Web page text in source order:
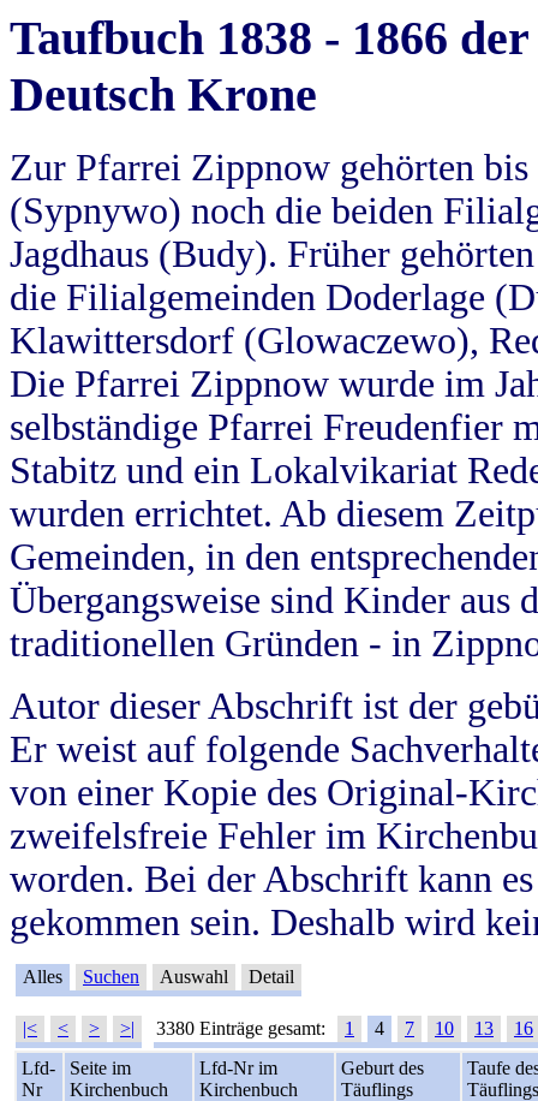
Taufbuch 1838 - 1866
Deutsch Krone
Zur Pfarrei Zippnow gehörten
(Sypnywo) noch die beiden
Jagdhaus (Budy). Früher
die Filialgemeinden Doderlage
Klawittersdorf (Glowaczewo),
Die Pfarrei Zippnow wurde im
selbständige Pfarrei Freudenfier
Stabitz und ein Lokalvikariat
wurden errichtet. Ab diesem
Gemeinden, in den
Übergangsweise sind Kinder aus
traditionellen Gründen - in
Autor dieser Abschrift ist der
Er weist auf folgende
von einer Kopie des Original-
zweifelsfreie Fehler im
worden. Bei der Abschrift kann
gekommen sein. Deshalb wird
Alles Suchen Auswahl Detail
|< < > >| 3380 Einträge gesamt: 1 4 7 10 13
16
Lfd-
Nr
Seite im
Kirchenbuch
Lfd-Nr im
Kirchenbuch
Geburt des
Täuflings
Taufe
Täuflings